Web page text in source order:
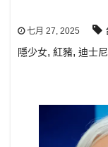
七月 27, 2025
隱少女, 紅豬, 迪士尼